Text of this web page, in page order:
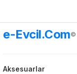
e-Evcil.Com©
Aksesuarlar